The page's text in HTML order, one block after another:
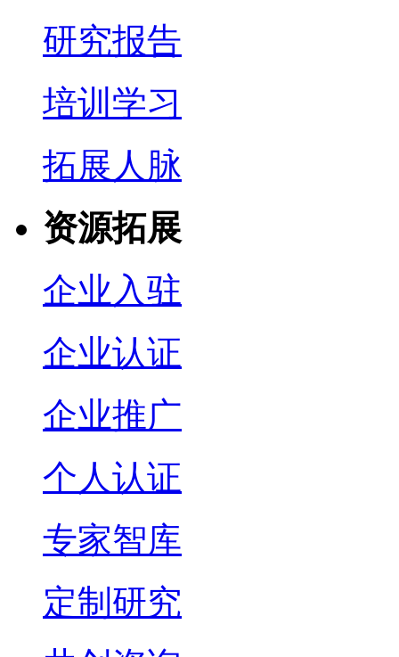
研究报告
培训学习
拓展人脉
资源拓展
企业入驻
企业认证
企业推广
个人认证
专家智库
定制研究